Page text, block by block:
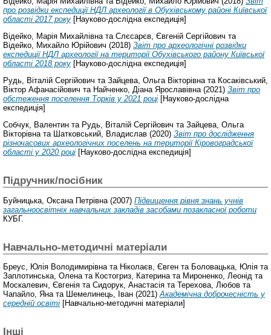
про розвідки експедиції НДЛ археології в Обухівському районі Київської
області 2017 року [Науково-дослідна експедиція]
Відейко, Марія Михайлівната Слєсарєв, Євгеній Сергійович та
Відейко, Михайло Юрійович (2018) Звіт про археологічні розвідки
експедиції НДЛ археології на території Обухівського району Київської
області 2018 року [Науково-дослідна експедиція]
Рудь, Віталій Сергійович та Зайцева, Ольга Вікторівната Косаківський,
Віктор Афанасійович та Найченко, Діана Ярославівна(2021) Звіт про
обстеження поселення Торків у 2021 році [Науково-дослідна
експедиція]
Собчук, Валентин та Рудь, Віталій Сергійович та Зайцева, Ольга
Вікторівна та Шатковський, Владислав (2020) Звіт про дослідження
різночасових археологічних поселень на території Кіровоградської
області у 2020 році [Науково-дослідна експедиція]
Підручник/посібник
Буйницька, Оксана Петрівна (2007) Підвищення рівня знань учнів
загальноосвітніх навчальних закладів засобами позакласної роботи
КУБГ.
Навчально-методичні матеріали
Бреус, Юлія Володимирівната Ніколаєв, Євген та Боловацька, Юлія та
Заплотинська, Олената Костогриз, Катерината Мироненко, Леонід та
Москалевич, Євгенія та Сидорук, Анастасія та Терехова, Любов та
Чапайло, Яната Шемелинець, Іван (2021)Академічна доброчесність у
середній освіті [Навчально-методичні матеріали]
Інші